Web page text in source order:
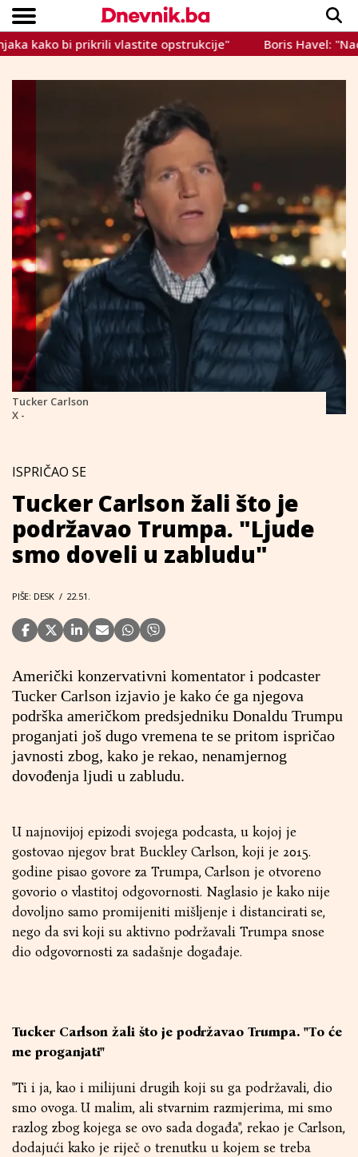
VIJESTI
SPORT
INTERVIEW
TEME
CRNA KRONIKA
LIFESTYLE
Copyright © Dnevnik.ba 2023.
bi prikrili vlastite opstrukcije" Boris Havel:
Tucker Carlson
X -
ISPRIČAO SE
Tucker Carlson žali što je
podržavao Trumpa. "Ljude
smo doveli u zabludu"
PIŠE: DESK / 22.51.
Američki konzervativni komentator i podcaster
Tucker Carlson izjavio je kako će ga njegova
podrška američkom predsjedniku Donaldu Trumpu
proganjati još dugo vremena te se pritom ispričao
javnosti zbog, kako je rekao, nenamjernog
dovođenja ljudi u zabludu.
U najnovijoj epizodi svojega podcasta, u kojoj je
gostovao njegov brat Buckley Carlson, koji je 2015.
godine pisao govore za Trumpa, Carlson je otvoreno
govorio o vlastitoj odgovornosti. Naglasio je kako nije
dovoljno samo promijeniti mišljenje i distancirati se,
nego da svi koji su aktivno podržavali Trumpa snose
dio odgovornosti za sadašnje događaje.
Tucker Carlson žali što je podržavao Trumpa. "To će
me proganjati"
"Ti i ja, kao i milijuni drugih koji su ga podržavali, dio
smo ovoga. U malim, ali stvarnim razmjerima, mi smo
razlog zbog kojega se ovo sada događa", rekao je Carlson,
dodajući kako je riječ o trenutku u kojem se treba